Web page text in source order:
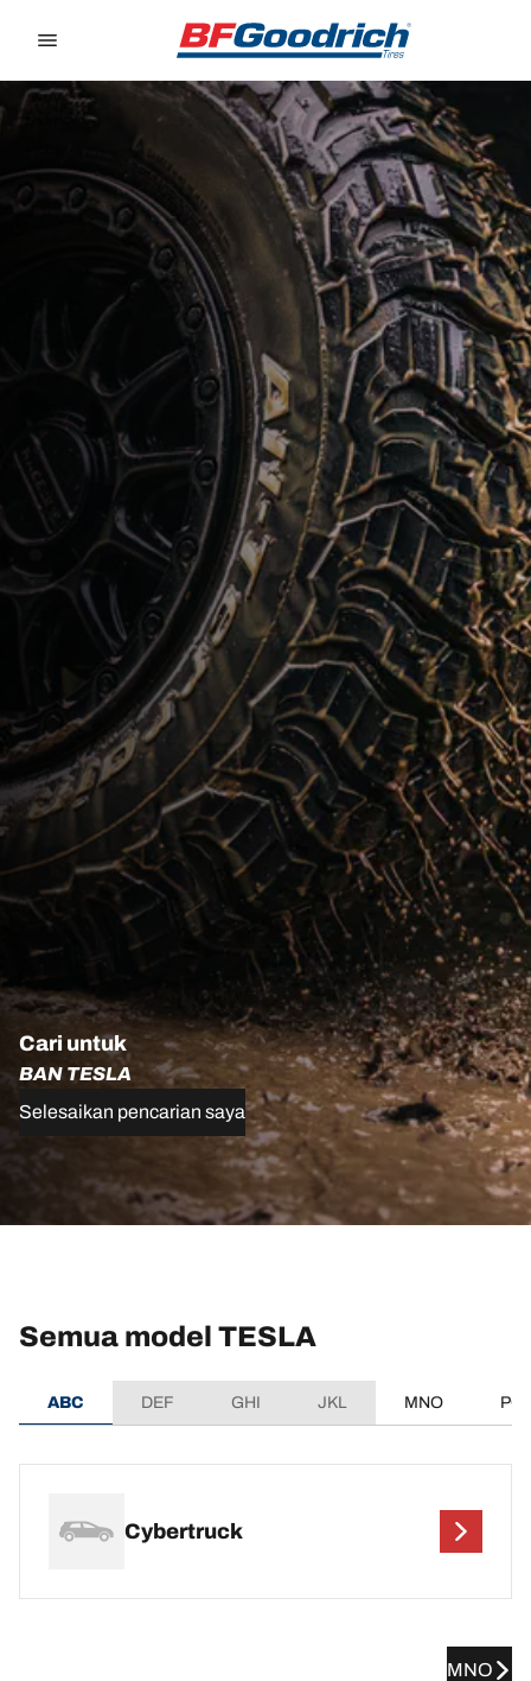
Cari untuk
BAN TESLA
Selesaikan pencarian saya
Semua model TESLA
ABC DEF GHI JKL MNO
Cybertruck
MNO